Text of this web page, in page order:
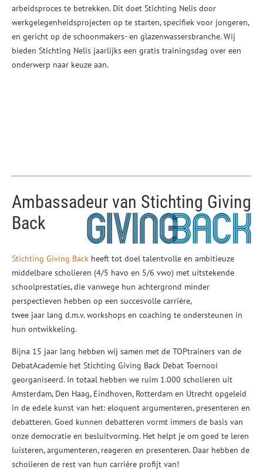
arbeidsproces te betrekken. Dit doet Stichting Nelis door
werkgelegenheidsprojecten op te starten, specifiek voor jongeren,
en gericht op de schoonmakers- en glazenwassersbranche. Wij
bieden Stichting Nelis jaarlijks een gratis trainingsdag over een
onderwerp naar keuze aan.
Ambassadeur van Stichting Giving
Back
Stichting Giving Back heeft tot doel talentvolle en ambitieuze
middelbare scholieren (4/5 havo en 5/6 vwo) met uitstekende
schoolprestaties, die vanwege hun achtergrond minder
perspectieven hebben op een succesvolle carrière,
twee jaar lang d.m.v. workshops en coaching te ondersteunen in
hun ontwikkeling.
Bijna 15 jaar lang hebben wij samen met de TOPtrainers van de
DebatAcademie het Stichting Giving Back Debat Toernooi
georganiseerd. In totaal hebben we ruim 1.000 scholieren uit
Amsterdam, Den Haag, Eindhoven, Rotterdam en Utrecht opgeleid
in de edele kunst van het: eloquent argumenteren, presenteren en
debatteren. Goed kunnen debatteren vormt immers de basis van
onze democratie en besluitvorming. Het helpt je om goed te leren
luisteren, argumenteren, reageren en presenteren. Daar hebben de
scholieren de rest van hun carrière profijt van!